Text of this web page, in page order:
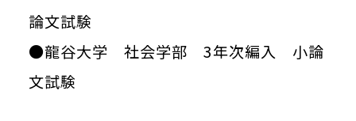
論文試験
●龍谷大学 社会学部 3年次編入 小論
文試験